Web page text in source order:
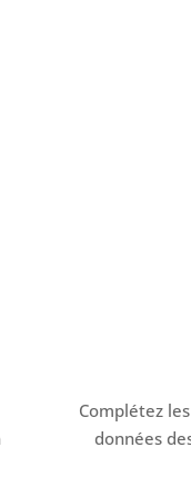
Complétez
données